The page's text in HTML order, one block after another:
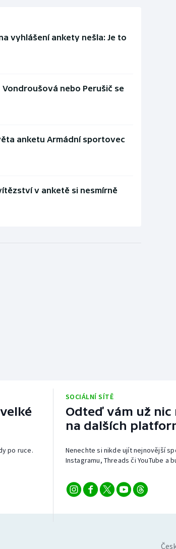
vyhlášení ankety nešla: Je to
nebo Perušič se
anketu Armádní sportovec
v anketě si nesmírně
po ruce.
SOCIÁLNÍ SÍTĚ
Odteď vám už nic
na dalších
Nenechte si nikde ujít nejnovější
Instagramu, Threads či YouTube a